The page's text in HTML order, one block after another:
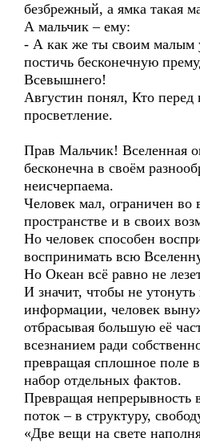
безбрежный, а ямка такая
А мальчик – ему:
- А как же ты своим малым
постичь бесконечную
Всевышнего!
Августин понял, Кто
просветление.
Прав Мальчик! Вселенная
бесконечна в своём
неисчерпаема.
Человек мал, ограничен во
пространстве и в своих
Но человек способен
воспринимать всю
Но Океан всё равно не
И значит, чтобы не утонуть
информации, человек
отбрасывая большую её
всезнанием ради
превращая сплошное поле
набор отдельных фактов.
Превращая непрерывность
поток – в структуру,
«Две вещи на свете